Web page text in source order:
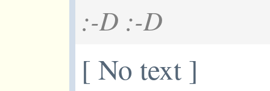
:-D :-D
[ No text ]